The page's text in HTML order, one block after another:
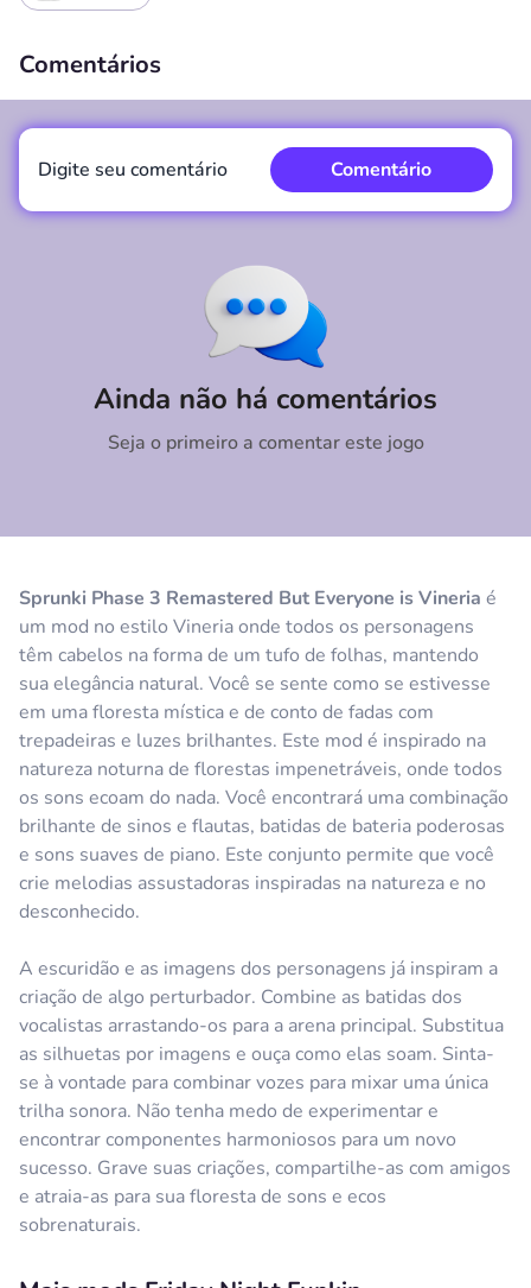
Sprunki Phase 3 Remastered But Everyone is Vineria é
um mod no estilo Vineria onde todos os personagens
têm cabelos na forma de um tufo de folhas, mantendo
sua elegância natural. Você se sente como se estivesse
em uma floresta mística e de conto de fadas com
trepadeiras e luzes brilhantes. Este mod é inspirado na
natureza noturna de florestas impenetráveis, onde todos
os sons ecoam do nada. Você encontrará uma combinação
brilhante de sinos e flautas, batidas de bateria poderosas
e sons suaves de piano. Este conjunto permite que você
crie melodias assustadoras inspiradas na natureza e no
desconhecido.
A escuridão e as imagens dos personagens já inspiram a
criação de algo perturbador. Combine as batidas dos
vocalistas arrastando-os para a arena principal. Substitua
as silhuetas por imagens e ouça como elas soam. Sinta-
se à vontade para combinar vozes para mixar uma única
trilha sonora. Não tenha medo de experimentar e
encontrar componentes harmoniosos para um novo
sucesso. Grave suas criações, compartilhe-as com amigos
e atraia-as para sua floresta de sons e ecos
sobrenaturais.
Comentários
Ainda não há comentários
Seja o primeiro a comentar este jogo
Digite seu comentário Comentário